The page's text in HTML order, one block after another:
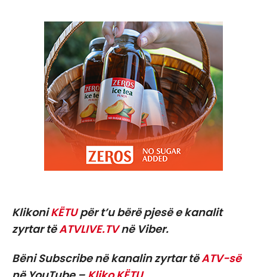
KlikoniKËTUpër t’u bërë pjesë e kanalit
zyrtar tëATVLIVE.TVnë Viber.
Bëni Subscribe në kanalin zyrtar tëATV-së